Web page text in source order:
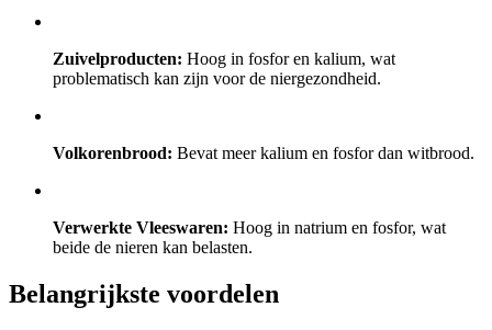
Zuivelproducten: Hoog in fosfor en kalium, wat
problematisch kan zijn voor de niergezondheid.
Volkorenbrood: Bevat meer kalium en fosfor dan witbrood.
Verwerkte Vleeswaren: Hoog in natrium en fosfor, wat
beide de nieren kan belasten.
Belangrijkste voordelen